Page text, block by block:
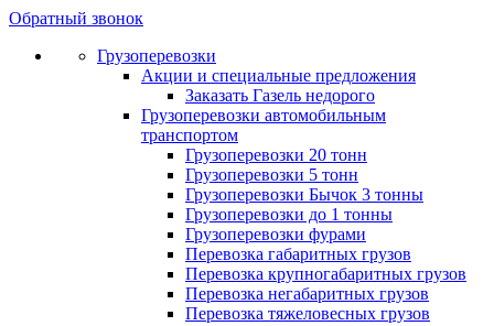
Обратный звонок
Грузоперевозки
Акции и специальные предложения
Заказать Газель недорого
Грузоперевозки автомобильным
транспортом
Грузоперевозки 20 тонн
Грузоперевозки 5 тонн
Грузоперевозки Бычок 3 тонны
Грузоперевозки до 1 тонны
Грузоперевозки фурами
Перевозка габаритных грузов
Перевозка крупногабаритных грузов
Перевозка негабаритных грузов
Перевозка тяжеловесных грузов